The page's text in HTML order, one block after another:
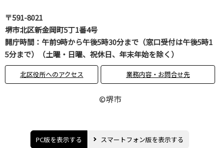
〒591-8021
堺市北区新金岡町5丁1番4号
開庁時間：午前9時から午後5時30分まで（窓口受付は午後5時1
5分まで）（土曜・日曜、祝休日、年末年始を除く）
北区役所へのアクセス 業務内容・お問合せ先
©堺市
PC版を表示する スマートフォン版を表示する